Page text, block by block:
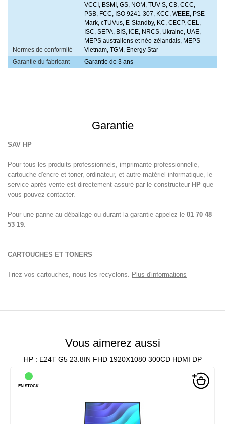
Normes de conformité
VCCI, BSMI, GS, NOM, TUV S, CB, CCC,
PSB, FCC, ISO 9241-307, KCC, WEEE, PSE
Mark, cTUVus, E-Standby, KC, CECP, CEL,
ISC, SEPA, BIS, ICE, NRCS, Ukraine, UAE,
MEPS australiens et néo-zélandais, MEPS
Vietnam, TGM, Energy Star
Garantie du fabricant
Garantie de 3 ans
Garantie
SAV HP
Pour tous les produits professionnels, imprimante professionnelle,
cartouche d'encre et toner, ordinateur, et autre matériel informatique, le
service après-vente est directement assuré par le constructeur HP que
vous pouvez contacter.
Pour une panne au déballage ou durant la garantie appelez le 01 70 48
53 19
CARTOUCHES ET TONERS
Triez vos cartouches, nous les recyclons. Plus d'informations
Vous aimerez aussi
HP : E24T G5 23.8IN FHD 1920X1080 300CD HDMI DP
EN STOCK